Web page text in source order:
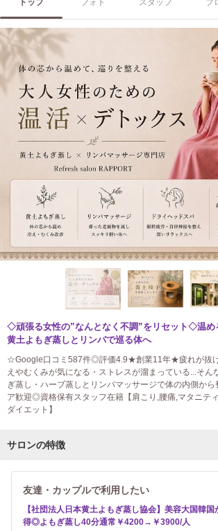
トップ フォト スタッフ ブ
◇頑張る女性の”なんとなく不調”をリセット◇温め
黄土よもぎ蒸しとリンパで巡る体へ
☆Google口コミ587件◎評価4.9★創業11年★疲れが抜
えやむくみが気になる・ストレスが溜まっている...そん
ぎ蒸し・ハーブ蒸しとリンパマッサージで体の内側か
ア歓迎◎資格保有スタッフ在籍【肩こり,腰痛,マタニテ
ダイエット】
サロンの特徴
友達・カップルで利用したい
【社団法人日本黄土よもぎ蒸し協会】美容大国韓
得◎よもぎ蒸し40分通常￥4200→￥3900/人